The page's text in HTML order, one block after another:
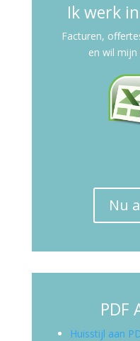
Ik werk
Facturen,
en wil
Nu
PDF
Huisstijl aan